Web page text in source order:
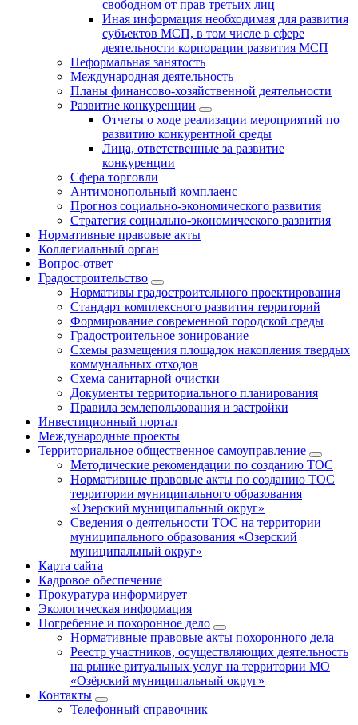
свободном от прав третьих лиц
Иная информация необходимая для развития
субъектов МСП, в том числе в сфере
деятельности корпорации развития МСП
Неформальная занятость
Международная деятельность
Планы финансово-хозяйственной деятельности
Развитие конкуренции
Отчеты о ходе реализации мероприятий по
развитию конкурентной среды
Лица, ответственные за развитие
конкуренции
Сфера торговли
Антимонопольный комплаенс
Прогноз социально-экономического развития
Стратегия социально-экономического развития
Нормативные правовые акты
Коллегиальный орган
Вопрос-ответ
Градостроительство
Нормативы градостроительного проектирования
Стандарт комплексного развития территорий
Формирование современной городской среды
Градостроительное зонирование
Схемы размещения площадок накопления твердых
коммунальных отходов
Схема санитарной очистки
Документы территориального планирования
Правила землепользования и застройки
Инвестиционный портал
Международные проекты
Территориальное общественное самоуправление
Методические рекомендации по созданию ТОС
Нормативные правовые акты по созданию ТОС
территории муниципального образования
«Озерский муниципальный округ»
Сведения о деятельности ТОС на территории
муниципального образования «Озерский
муниципальный округ»
Карта сайта
Кадровое обеспечение
Прокуратура информирует
Экологическая информация
Погребение и похоронное дело
Нормативные правовые акты похоронного дела
Реестр участников, осуществляющих деятельность
на рынке ритуальных услуг на территории МО
«Озёрский муниципальный округ»
Контакты
Телефонный справочник